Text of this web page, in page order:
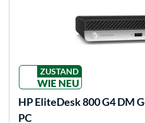
ZUSTAND
WIE NEU
HPEliteDesk 800 G4 DM
PC